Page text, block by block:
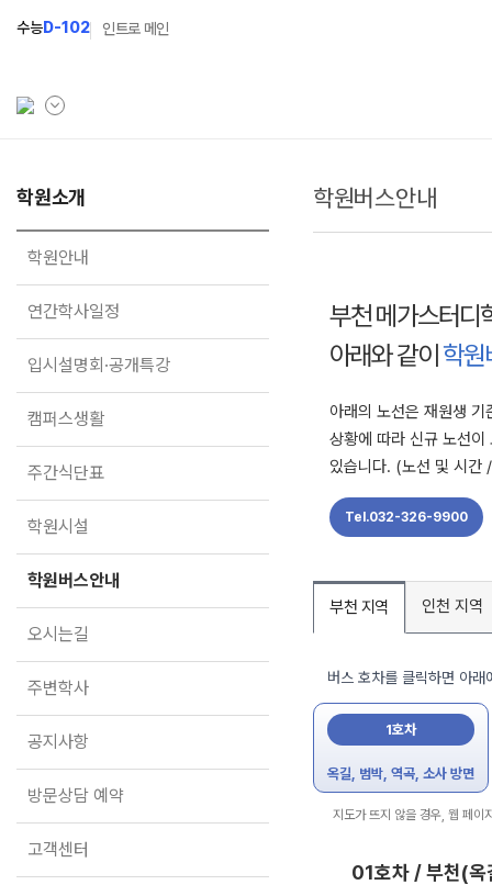
수능D-102 인트로 메인
학원소개
학원안내
연간학사일정
캠퍼스생활
주간식단표
학원시설
학원버스안내
오시는길
주변학사
공지사항
방문상담 예약
온라인 상담
자주 묻는 질문
재원생 온라인 결제 안내
단과 온라인 결제 안내
마이페이지 안내
N Class
2027 파이널 정규반
2027 N수 예체능반
2027 N수 정규반
학원소개
학원안내
연간학사일정
입시설명회·공개특강
캠퍼스생활
주간식단표
학원시설
학원버스안내
오시는길
주변학사
공지사항
방문상담 예약
고객센터
학원버스안내
부천 메가스터디
아래와 같이 학원
아래의 노선은 재원생
상황에 따라 신규 노선
있습니다. (노선 및 시간
Tel.032-326-9900
부천 지역
버스 호차를 클릭하면 아
1호차
옥길, 범박, 역곡, 소사 방면
지도가 뜨지 않을 경우, 웹 페이
01호차 / 부천(옥
인천 지역